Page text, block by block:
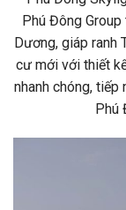
Phú Đông Group
Dương, giáp ranh
cư mới với thiết
nhanh chóng,
Phú